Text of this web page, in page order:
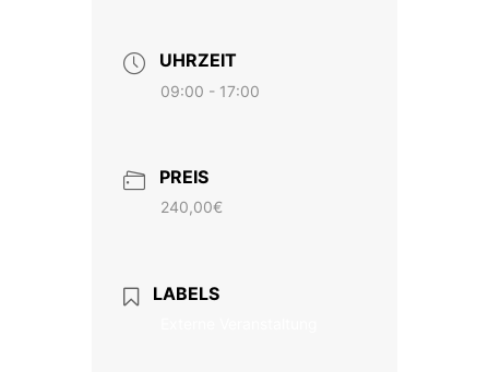
UHRZEIT
09:00 - 17:00
PREIS
240,00€
LABELS